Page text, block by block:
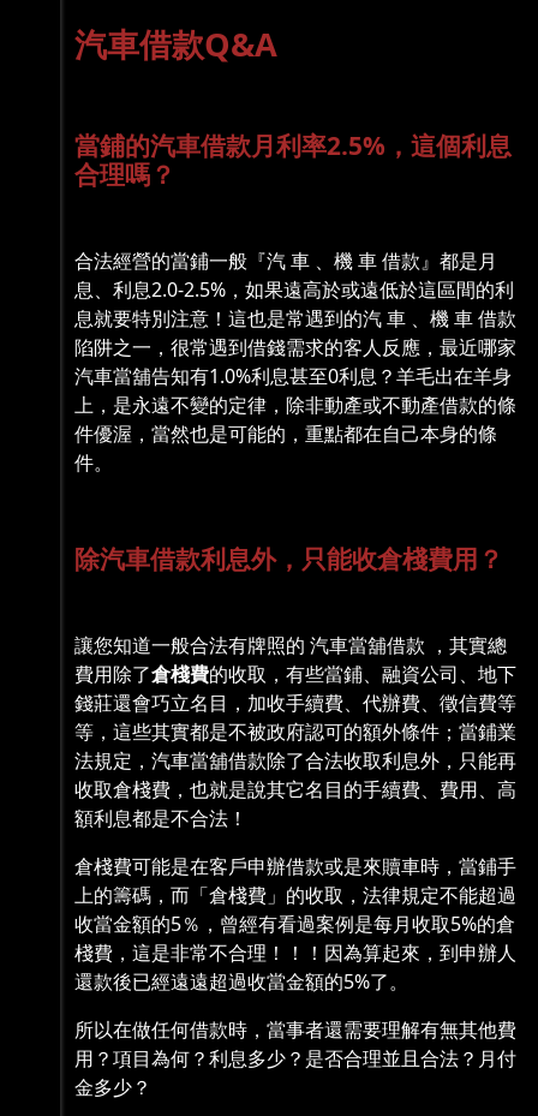
汽車借款Q&A
當鋪的汽車借款月利率2.5%，這個利息
合理嗎？
合法經營的當鋪一般『汽 車 、機 車 借款』都是月
息、利息2.0-2.5%，如果遠高於或遠低於這區間的利
息就要特別注意！這也是常遇到的汽 車 、機 車 借款
陷阱之一，很常遇到借錢需求的客人反應，最近哪家
汽車當舖告知有1.0%利息甚至0利息？羊毛出在羊身
上，是永遠不變的定律，除非動產或不動產借款的條
件優渥，當然也是可能的，重點都在自己本身的條
件。
除汽車借款利息外，只能收倉棧費用？
讓您知道一般合法有牌照的 汽車當舖借款 ，其實總
費用除了倉棧費的收取，有些當鋪、融資公司、地下
錢莊還會巧立名目，加收手續費、代辦費、徵信費等
等，這些其實都是不被政府認可的額外條件；當鋪業
法規定，汽車當舖借款除了合法收取利息外，只能再
收取倉棧費，也就是說其它名目的手續費、費用、高
額利息都是不合法！
倉棧費可能是在客戶申辦借款或是來贖車時，當鋪手
上的籌碼，而「倉棧費」的收取，法律規定不能超過
收當金額的5％，曾經有看過案例是每月收取5%的倉
棧費，這是非常不合理！！！因為算起來，到申辦人
還款後已經遠遠超過收當金額的5%了。
所以在做任何借款時，當事者還需要理解有無其他費
用？項目為何？利息多少？是否合理並且合法？月付
金多少？